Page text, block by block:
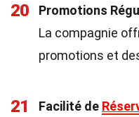
20
Promotions
La compagnie
promotions et
21 Facilité de